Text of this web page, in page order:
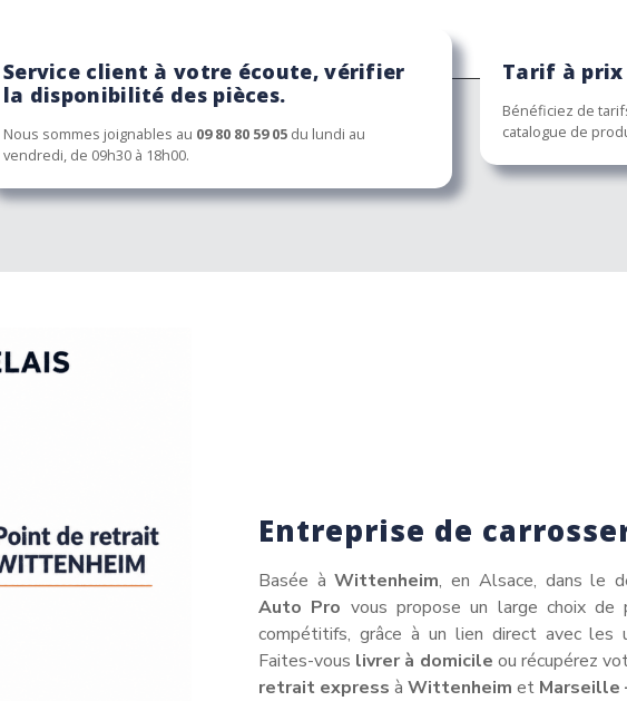
Service client à votre écoute, vérifier
la disponibilité des pièces.
Nous sommes joignables au 09 80 80 59 05du lundi au
vendredi, de 09h30 à 18h00.
Tarif à
Bénéficiez de
catalogue de
Entreprise de
Basée àWittenheim, en Alsace, dans le
Auto Pro vous propose un large choix de
compétitifs, grâce à un lien direct avec les
Faites-vous livrer à domicile ou récupérez
retrait express à Wittenheim et Marseille